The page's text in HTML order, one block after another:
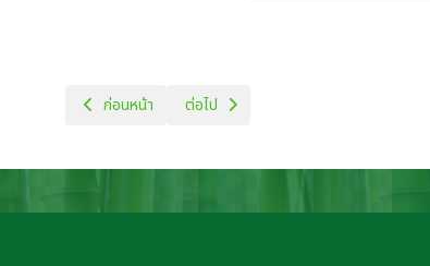
เนื้อหาก่อนหน้า: การดำเนินการตามนโยบายการบริหารทรัพย
ก่อนหน้า เนื้อหาถัดไป: ประกาศหลักเกณฑ์เกี่ยวกับก
ต่อไป